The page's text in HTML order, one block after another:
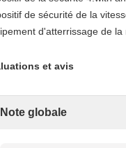
de sécurité de la
d'atterrissage de la
et avis
Note globale